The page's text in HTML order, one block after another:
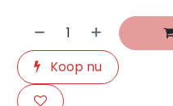
Koop nu